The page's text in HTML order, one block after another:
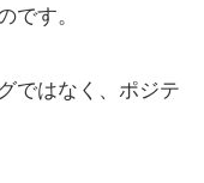
です。
ではなく、ポジテ